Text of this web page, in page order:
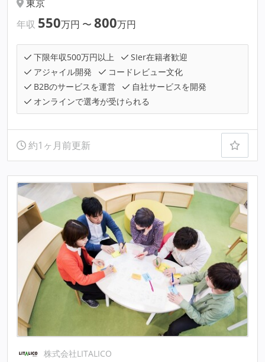
東京
年収 550万円 〜 800万円
下限年収500万円以上
SIer在籍者歓迎
アジャイル開発
コードレビュー文化
B2Bのサービスを運営
自社サービスを開発
オンラインで選考が受けられる
約1ヶ月前更新
株式会社LITALICO